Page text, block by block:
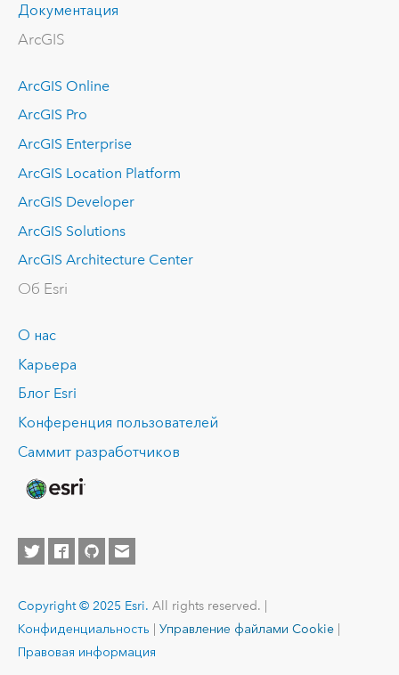
Документация
ArcGIS
ArcGIS Online
ArcGIS Pro
ArcGIS Enterprise
ArcGIS Location Platform
ArcGIS Developer
ArcGIS Solutions
ArcGIS Architecture Center
Об Esri
О нас
Карьера
Блог Esri
Конференция пользователей
Саммит разработчиков
Copyright © 2025 Esri. All rights reserved. |
Конфиденциальность
Управление файлами Cookie
Правовая информация